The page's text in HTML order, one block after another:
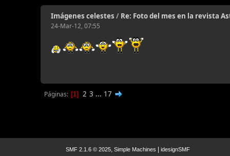
Imágenes celestes / Re: Foto del mes en la revista
24-Mar-12, 07:55
Páginas 1 2 3 ... 17
SMF 2.1.6 © 2025, Simple Machines idesignSMF